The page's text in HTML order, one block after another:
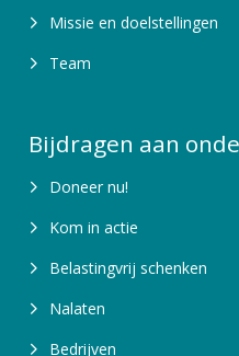
Missie en doelstellingen
Team
Bijdragen aan
Doneer nu!
Kom in actie
Belastingvrij schenken
Nalaten
Bedrijven